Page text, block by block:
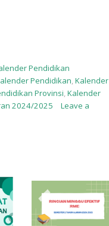
Pendidikan
Pendidikan,Kalender
Provinsi,Kalender
2024/2025
Leave a